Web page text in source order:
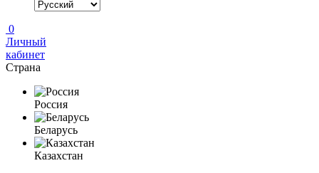
0
Личный
кабинет
Страна
Россия
Беларусь
Казахстан